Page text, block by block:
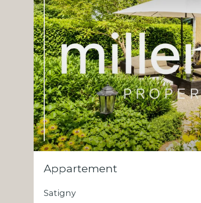
Appartement
Satigny